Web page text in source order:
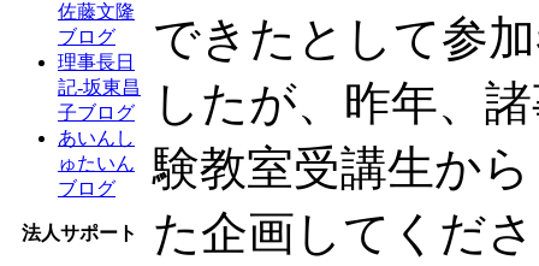
佐藤文隆
ブログ
理事長日
記-坂東昌
子ブログ
あいんし
ゅたいん
ブログ
法人サポート
できたとして参
したが、昨年、
験教室受講生か
た企画してくだ